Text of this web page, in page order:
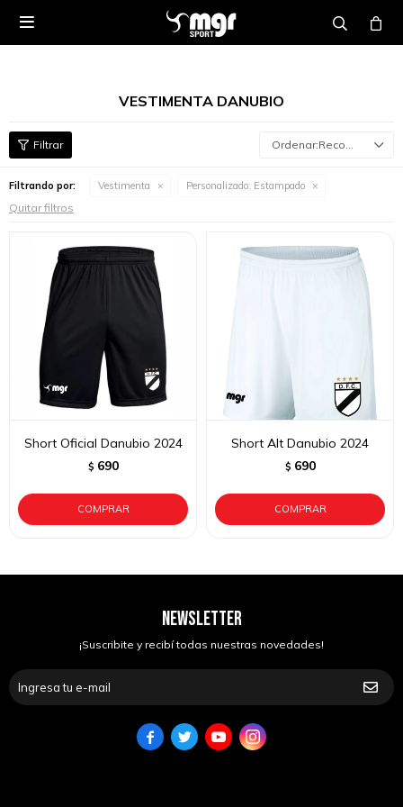

VESTIMENTA DANUBIO
Recomendados
Filtrando por: Vestimenta Personalizado: Estampado
Quitar filtros
Short Oficial Danubio 2024
$ 690
Short Alt Danubio 2024
$ 690
NEWSLETTER
¡Suscribite y recibí todas nuestras novedades!
   